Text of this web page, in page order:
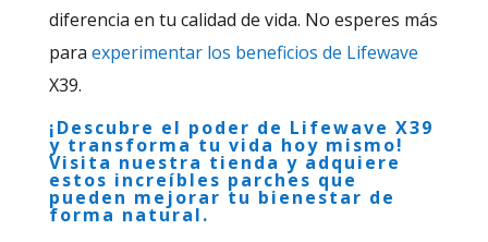
diferencia en tu calidad de vida. No esperes más
para experimentar los beneficios de Lifewave
X39.
¡Descubre el poder de Lifewave X39
y transforma tu vida hoy mismo!
Visita nuestra tienda y adquiere
estos increíbles parches que
pueden mejorar tu bienestar de
forma natural.